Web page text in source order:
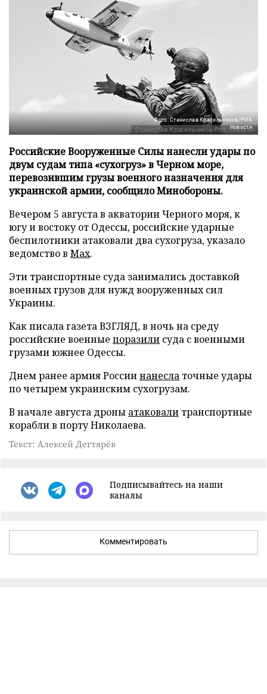
Фото: Станислав Красильников/РИА
Новости
Российские Вооруженные Силы нанесли удары по
двум судам типа «сухогруз» в Черном море,
перевозившим грузы военного назначения для
украинской армии, сообщило Минобороны.
Вечером 5 августа в акватории Черного моря, к
югу и востоку от Одессы, российские ударные
беспилотники атаковали два сухогруза, указало
ведомство в Max.
Эти транспортные суда занимались доставкой
военных грузов для нужд вооруженных сил
Украины.
Как писала газета ВЗГЛЯД, в ночь на среду
российские военные поразили суда с военными
грузами южнее Одессы.
Днем ранее армия Россиинанесла точные удары
по четырем украинским сухогрузам.
В начале августа дроны атаковали транспортные
корабли в порту Николаева.
Текст: Алексей Дегтярёв
Подписывайтесь на наши
каналы
Комментировать